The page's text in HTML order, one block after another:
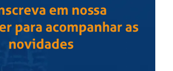
em nossa
para acompanhar as
novidades